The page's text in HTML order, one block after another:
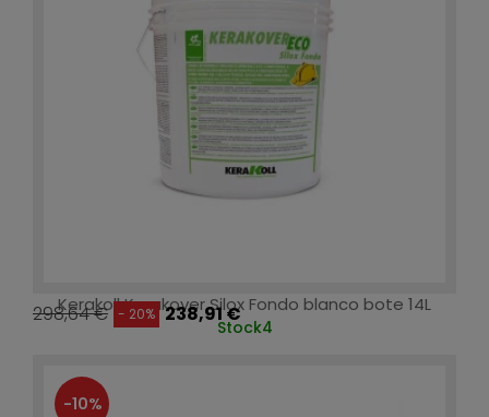
Kerakoll Kerakover Silox Fondo blanco bote 14L
298,64 € - 20% 238,91 €
Stock4
-10%